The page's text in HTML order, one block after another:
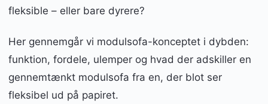
fleksible – eller bare dyrere?
Her gennemgår vi modulsofa-konceptet i dybden:
funktion, fordele, ulemper og hvad der adskiller en
gennemtænkt modulsofa fra en, der blot ser
fleksibel ud på papiret.